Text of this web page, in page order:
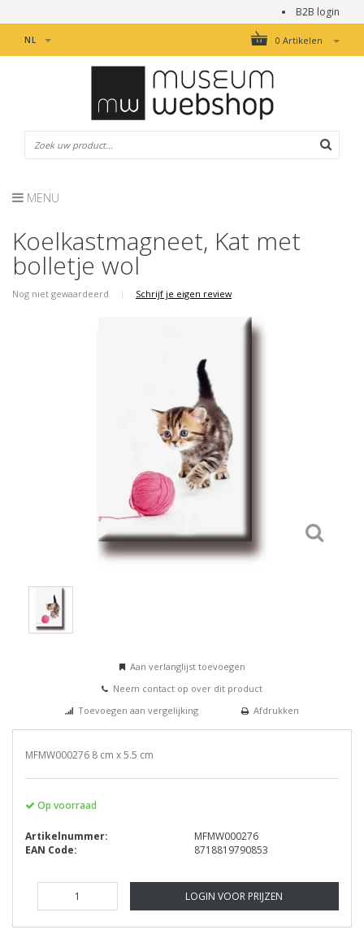
B2B login
0 Artikelen
NL
MENU
Koelkastmagneet, Kat met
bolletje wol
Nog niet gewaardeerd | Schrijf je eigen review
Aan verlanglijst toevoegen
Neem contact op over dit product
Toevoegen aan vergelijking
Afdrukken
MFMW000276 8 cm x 5.5 cm
Op voorraad
Artikelnummer:
MFMW000276
EAN Code:
8718819790853
LOGIN VOOR PRIJZEN